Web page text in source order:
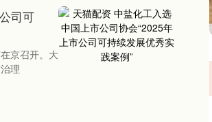
司可
京召开。大
理